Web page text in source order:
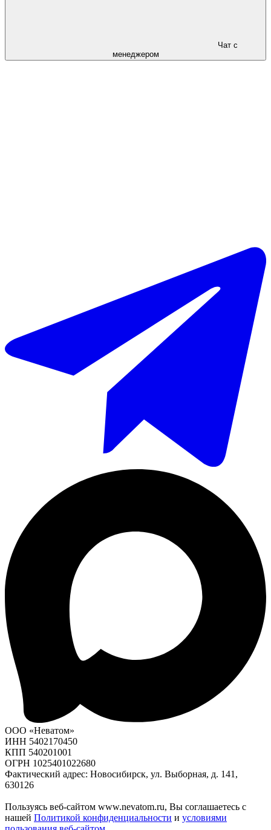
Чат с
менеджером
ООО «Неватом»
ИНН 5402170450
КПП 540201001
ОГРН 1025401022680
Фактический адрес: Новосибирск, ул. Выборная, д. 141,
630126
Пользуясь веб-сайтом www.nevatom.ru, Вы соглашаетесь с
нашей Политикой конфиденциальности и условиями